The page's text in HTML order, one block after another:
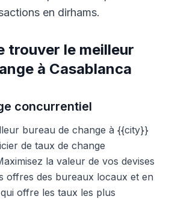
en dirhams.
trouver le meilleur
à Casablanca
concurrentiel
bureau de change à {{city}}
de taux de change
la valeur de vos devises
offres des bureaux locaux et en
offre les taux les plus